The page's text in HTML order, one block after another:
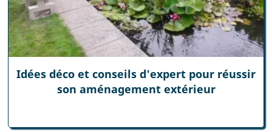
Idées déco et conseils d'expert pour réussir
son aménagement extérieur